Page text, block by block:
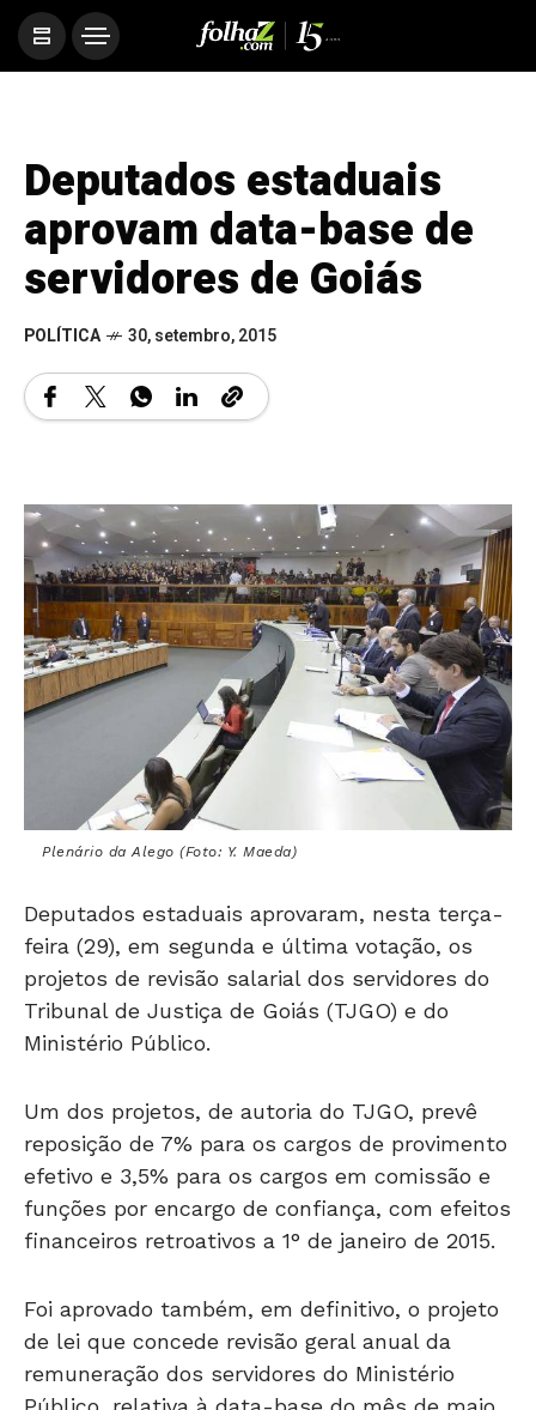
Deputados estaduais
aprovam data-base de
servidores de Goiás
POLÍTICA 30, setembro, 2015
Plenário da Alego (Foto: Y. Maeda)
Deputados estaduais aprovaram, nesta terça-
feira (29), em segunda e última votação, os
projetos de revisão salarial dos servidores do
Tribunal de Justiça de Goiás (TJGO) e do
Ministério Público.
Um dos projetos, de autoria do TJGO, prevê
reposição de 7% para os cargos de provimento
efetivo e 3,5% para os cargos em comissão e
funções por encargo de confiança, com efeitos
financeiros retroativos a 1° de janeiro de 2015.
Foi aprovado também, em definitivo, o projeto
de lei que concede revisão geral anual da
remuneração dos servidores do Ministério